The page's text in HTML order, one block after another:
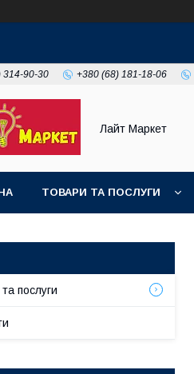
314-90-30 +380 (68) 181-18-06
Лайт Маркет
ТОВАРИ ТА ПОСЛУГИ
послуги